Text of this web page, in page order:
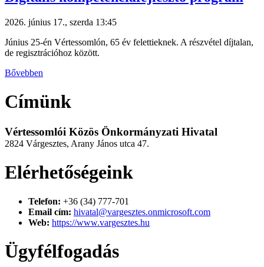
2026. június 17., szerda 13:45
Június 25-én Vértessomlón, 65 év felettieknek. A részvétel díjtalan,
de regisztrációhoz között.
Bővebben
Címünk
Vértessomlói Közös Önkormányzati Hivatal
2824 Várgesztes, Arany János utca 47.
Elérhetőségeink
Telefon: +36 (34) 777-701
Email cím: hivatal@vargesztes.onmicrosoft.com
Web: https://www.vargesztes.hu
Ügyfélfogadás